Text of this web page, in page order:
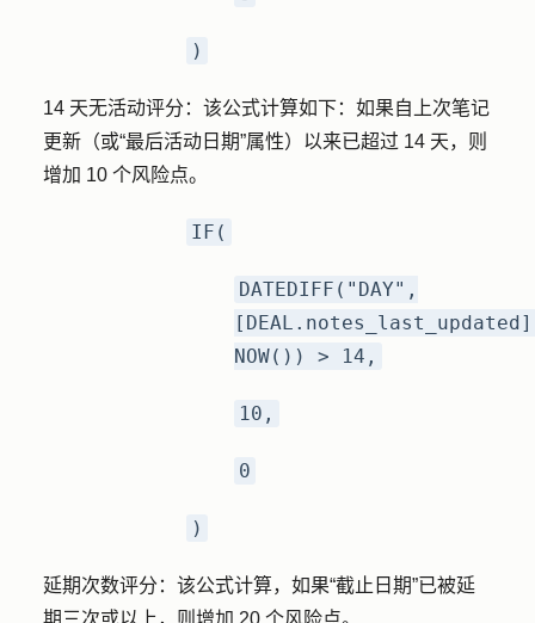
)
14 天无活动评分： 该公式计算如下：如果自上次笔记
更新（或“最后活动日期”属性）以来已超过 14 天，则
增加 10 个风险点。
IF(
DATEDIFF("DAY",
NOW()) > 14,
10,
0
)
延期次数评分： 该公式计算，如果“截止日期”已被延
期三次或以上，则增加 20 个风险点。